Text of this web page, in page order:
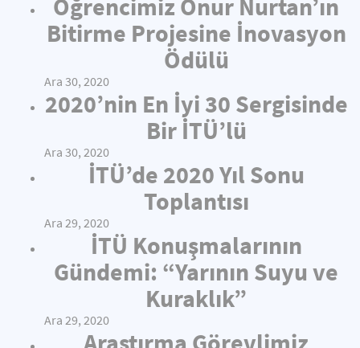
Öğrencimiz Onur Nurtan’ın
Bitirme Projesine İnovasyon
Ödülü
Ara 30, 2020
2020’nin En İyi 30 Sergisinde
Bir İTÜ’lü
Ara 30, 2020
İTÜ’de 2020 Yıl Sonu
Toplantısı
Ara 29, 2020
İTÜ Konuşmalarının
Gündemi: “Yarının Suyu ve
Kuraklık”
Ara 29, 2020